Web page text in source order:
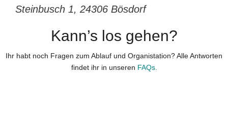
Steinbusch 1, 24306 Bösdorf
Kann’s los gehen?
Ihr habt noch Fragen zum Ablauf und Organistation? Alle Antworten
findet ihr in unseren FAQs.